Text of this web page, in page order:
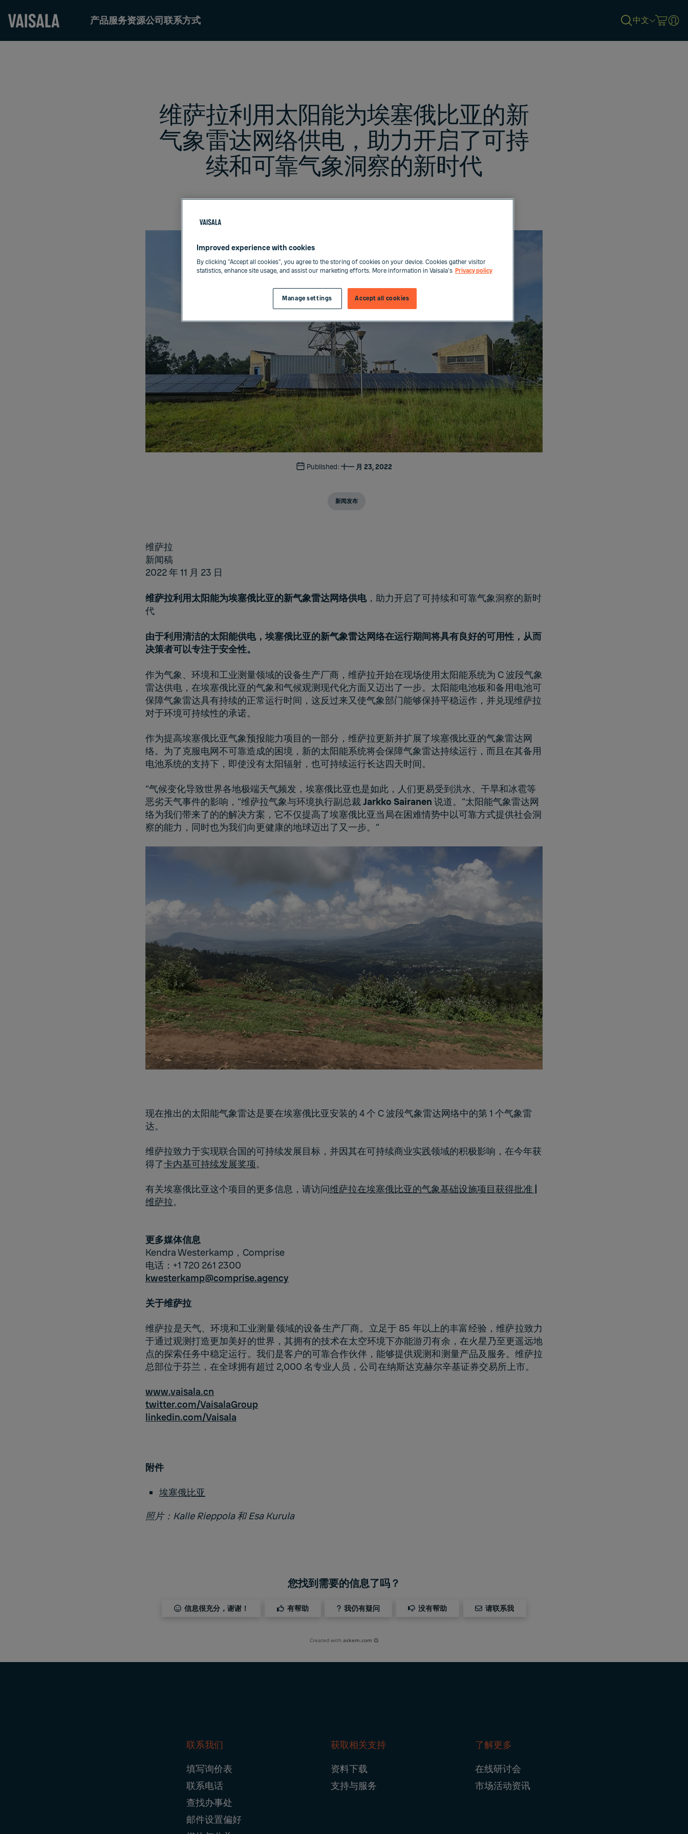
产品服务资源公司联系方式 中文
维萨拉利用太阳能为埃塞俄比亚的新
气象雷达网络供电，助力开启了可持
续和可靠气象洞察的新时代
Published: 十一 月 23, 2022
新闻发布
维萨拉
新闻稿
2022 年 11 月 23 日
维萨拉利用太阳能为埃塞俄比亚的新气象雷达网络供电，助力开启了可持续和可靠气象洞察的新时
代
由于利用清洁的太阳能供电， 埃塞俄比亚的新气象雷达网络在运行期间将具有良好的可用性 ，从而
决策者可以专注于安全性。
作为气象、环境和工业测量领域的设备生产厂商，维萨拉开始在现场使用太阳能系统为 C 波段气象
雷达供电，在埃塞俄比亚的气象和气候观测现代化方面又迈出了一步。太阳能电池板和备用电池可
保障气象雷达具有持续的正常运行时间，这反过来又使气象部门能够保持平稳运作，并兑现维萨拉
对于环境可持续性的承诺。
作为提高埃塞俄比亚气象预报能力项目的一部分，维萨拉更新并扩展了埃塞俄比亚的气象雷达网
络。为了克服电网不可靠造成的困境，新的太阳能系统将会保障气象雷达持续运行，而且在其备用
电池系统的支持下，即使没有太阳辐射，也可持续运行长达四天时间。
“气候变化导致世界各地极端天气频发，埃塞俄比亚也是如此，人们更易受到洪水、干旱和冰雹等
恶劣天气事件的影响，”维萨拉气象与环境执行副总裁Jarkko Sairanen 说道。“太阳能气象雷达网
络为我们带来了的的解决方案，它不仅提高了埃塞俄比亚当局在困难情势中以可靠方式提供社会洞
察的能力，同时也为我们向更健康的地球迈出了又一步。”
现在推出的太阳能气象雷达是要在埃塞俄比亚安装的 4 个 C 波段气象雷达网络中的第 1 个气象雷
达。
维萨拉致力于实现联合国的可持续发展目标，并因其在可持续商业实践领域的积极影响，在今年获
得了卡内基可持续发展奖项。
有关埃塞俄比亚这个项目的更多信息，请访问维萨拉在埃塞俄比亚的气象基础设施项目获得批准 |
维萨拉。
更多媒体信息
Kendra Westerkamp，Comprise
电话：+1 720 261 2300
kwesterkamp@comprise.agency
关于维萨拉
维萨拉是天气、环境和工业测量领域的设备生产厂商。立足于 85 年以上的丰富经验，维萨拉致力
于通过观测打造更加美好的世界，其拥有的技术在太空环境下亦能游刃有余，在火星乃至更遥远地
点的探索任务中稳定运行。我们是客户的可靠合作伙伴，能够提供观测和测量产品及服务。维萨拉
总部位于芬兰，在全球拥有超过 2,000 名专业人员，公司在纳斯达克赫尔辛基证券交易所上市。
www.vaisala.cn
twitter.com/VaisalaGroup
linkedin.com/Vaisala
附件
埃塞俄比亚
照片：Kalle Rieppola 和 Esa Kurula
您找到需要的信息了吗？
信息很充分，谢谢！ 有帮助 我仍有疑问 没有帮助 请联系我
Created withaskem.com
Footer
Navigation
联系我们
填写询价表
联系电话
查找办事处
邮件设置偏好
获取相关支持
资料下载
支持与服务
了解更多
在线研讨会
市场活动资讯
Improved experience with cookies
By clicking “Accept all cookies”, you agree to the storing of cookies on your device. Cookies gather visitor
statistics, enhance site usage, and assist our marketing efforts. More information in Vaisala's Privacy policy
Accept all cookies
Manage settings